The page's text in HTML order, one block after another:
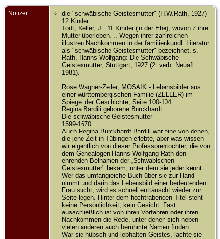
Notizen
die "schwäbische Geistesmutter" (H.W.Rath, 1927)
12 Kinder
Todt, Keller, J.: 11 Kinder (in der Ehe), wovon 7 ihre
Mutter überleben. .. Wegen ihrer zahlreichen
illustren Nachkommen in der familienkundl. Literatur
als "schwäbische Geistesmutter" bezeichnet, s.
Rath, Hanns-Wolfgang: Die Schwäbische
Geistesmutter, Stuttgart, 1927 (2. verb. Neuafl.
1981).
Rose Wagner-Zeller, MOSAIK - Lebensbilder aus
einer württembergischen Familie (ZELLER) im
Spiegel der Geschichte, Seite 100-104
Regina Bardili geborene Burckhardt
Die schwäbische Geistesmutter
1599-1670
Auch Regina Burckhardt-Bardili war eine von denen,
die jene Zeit in Tübingen erlebte, aber was wissen
wir eigentlich von dieser Professorentochter, die von
dem Genealogen Hanns Wolfgang Rath den
ehrenden Beinamen der „Schwäbischen
Geistesmutter" bekam, unter dem sie jeder kennt.
Wer das umfangreiche Buch über sie zur Hand
nimmt und darin das Lebensbild einer bedeutenden
Frau sucht, wird es schnell enttäuscht wieder zur
Seite legen. Hinter dem hochtrabenden Titel steht
keine Persönlichkeit, kein Gesicht. Fast
ausschließlich ist von ihren Vorfahren oder ihren
Nachkommen die Rede, unter denen sich neben
vielen anderen auch berühmte Namen finden.
War sie hübsch und lebhaften Geistes, lachte sie